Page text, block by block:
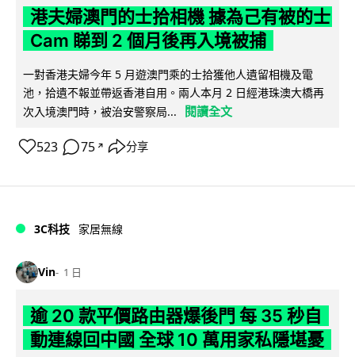
港夫婦澳門的士拾相機 據為己有被的士
Cam 睇到 2 個月後再入境被捕
一對香港夫婦今年 5 月遊澳門乘的士拾獲他人遺留相機及電
池，拾遺不報並帶返香港自用。兩人本月 2 日經港珠澳大橋再
次入境澳門時，被治安警察局...
閱讀全文
523 75 ↗ 分享
3C科技 家居無線
Vin 1 日
逾 20 款平價路由器爆後門 每 35 秒自
動連線回中國 全球 10 萬用家私隱堪憂